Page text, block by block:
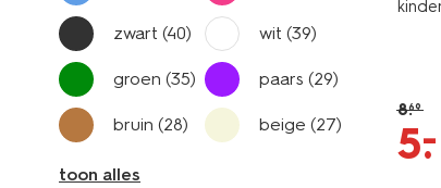
zwart (40) wit(39)
groen (35) paars(29)
bruin (28) beige(27)
toon alles
8.69
5.
–